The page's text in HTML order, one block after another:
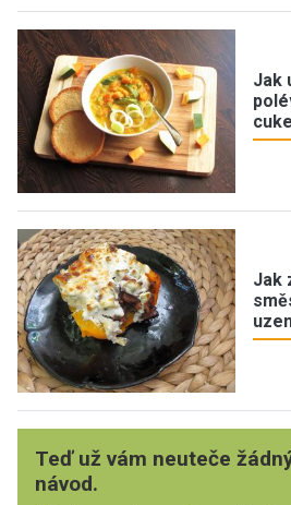
Jak
Jak
Teď už vám neuteče
návod.